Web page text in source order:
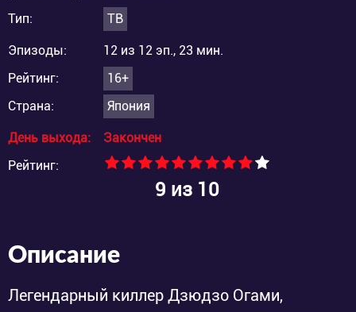
Тип:
ТВ
Эпизоды:
12 из 12 эп., 23 мин.
Рейтинг:
16+
Страна:
Япония
День выхода:
Закончен
Рейтинг:
9 из 10
Описание
Легендарный киллер Дзюдзо Огами,